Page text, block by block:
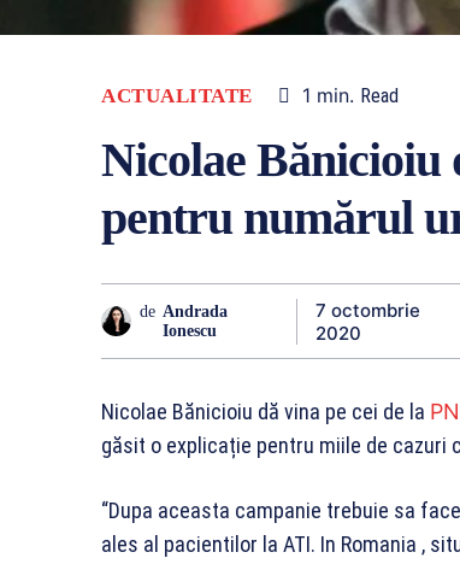
ACTUALITATE 1 min. Read
Nicolae Bănicioiu
pentru numărul
de Andrada
Ionescu
7 octombrie
2020
Nicolae Bănicioiu dă vina pe cei de la
găsit o explicație pentru miile de cazuri
“Dupa aceasta campanie trebuie sa
ales al pacientilor la ATI. In Romania ,